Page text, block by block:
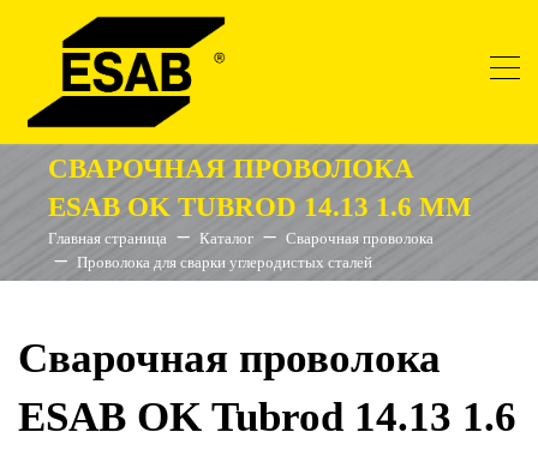
СВАРОЧНАЯ ПРОВОЛОКА
ESAB OK TUBROD 14.13 1.6 ММ
Главная страница Каталог
Сварочная проволока
Проволока для сварки углеродистых сталей
Сварочная проволока
ESAB OK Tubrod 14.13 1.6